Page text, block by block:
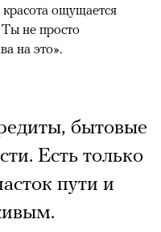
ощущается
не просто
на это».
бытовые
Есть только
пути и